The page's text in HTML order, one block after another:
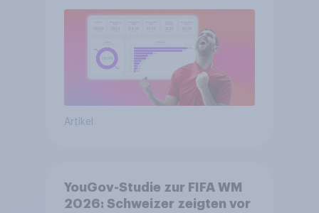
Artikel
YouGov-Studie zur FIFA WM
2026: Schweizer zeigten vor